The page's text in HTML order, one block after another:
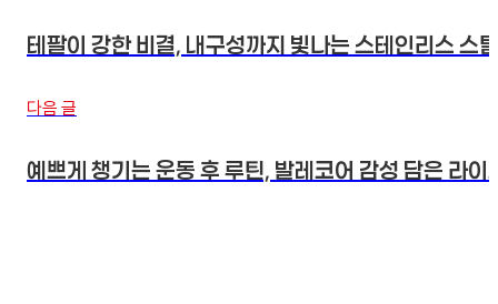
테팔이 강한 비결, 내구성까지 빛나는 스테인리스 스
다음 글
예쁘게 챙기는 운동 후 루틴, 발레코어 감성 담은 라이